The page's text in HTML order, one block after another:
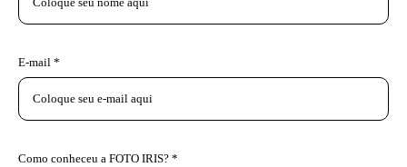
E-mail *
Como conheceu a FOTO IRIS? *